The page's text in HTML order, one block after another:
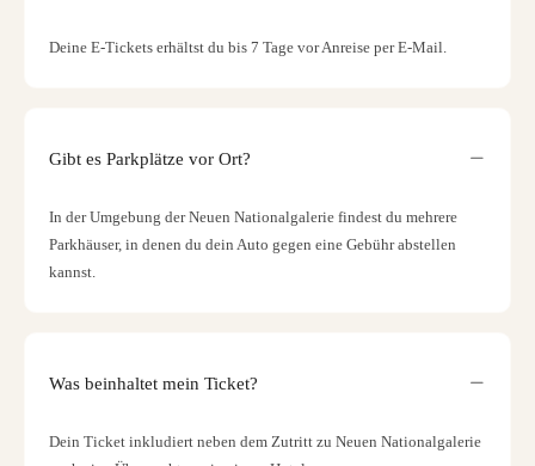
Deine E-Tickets erhältst du bis 7 Tage vor Anreise per E-Mail.
Gibt es Parkplätze vor Ort?
In der Umgebung der Neuen Nationalgalerie findest du mehrere
Parkhäuser, in denen du dein Auto gegen eine Gebühr abstellen
kannst.
Was beinhaltet mein Ticket?
Dein Ticket inkludiert neben dem Zutritt zu Neuen Nationalgalerie